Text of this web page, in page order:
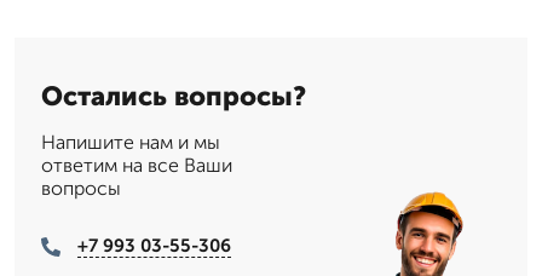
Остались вопросы?
Напишите нам и мы
ответим на все Ваши
вопросы
+7 993 03-55-306